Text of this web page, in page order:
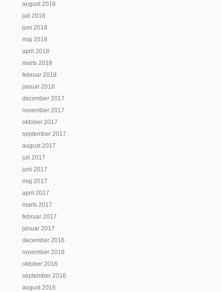
august 2018
juli 2018
juni 2018
maj 2018
april 2018
marts 2018
februar 2018
januar 2018
december 2017
november 2017
oktober 2017
september 2017
august 2017
juli 2017
juni 2017
maj 2017
april 2017
marts 2017
februar 2017
januar 2017
december 2016
november 2016
oktober 2016
september 2016
august 2016